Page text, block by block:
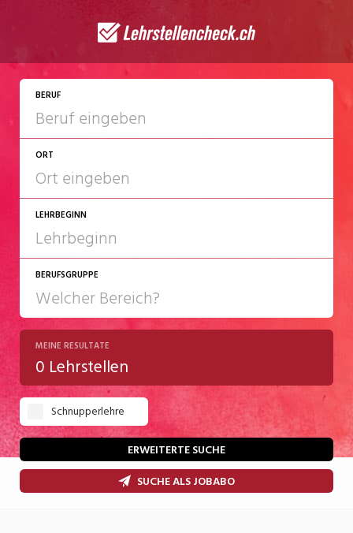
BERUF
ORT
LEHRBEGINN
2027
2028
BERUFSGRUPPE
Chemie/Pharma
Gastgewerbe
Gesundheit/Pflege/Soziales
Handwerk/Technik
Informatik/Telco
MEINE RESULTATE
0 Lehrstellen
Schnupperlehre
ERWEITERTE SUCHE
SUCHE ALS JOBABO